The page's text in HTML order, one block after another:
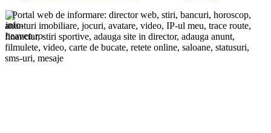
Portal web de informare: director web, stiri, bancuri, horoscop,
anunturi imobiliare, jocuri, avatare, video, IP-ul meu, trace route,
financiar, stiri sportive, adauga site in director, adauga anunt,
filmulete, video, carte de bucate, retete online, saloane, statusuri,
sms-uri, mesaje